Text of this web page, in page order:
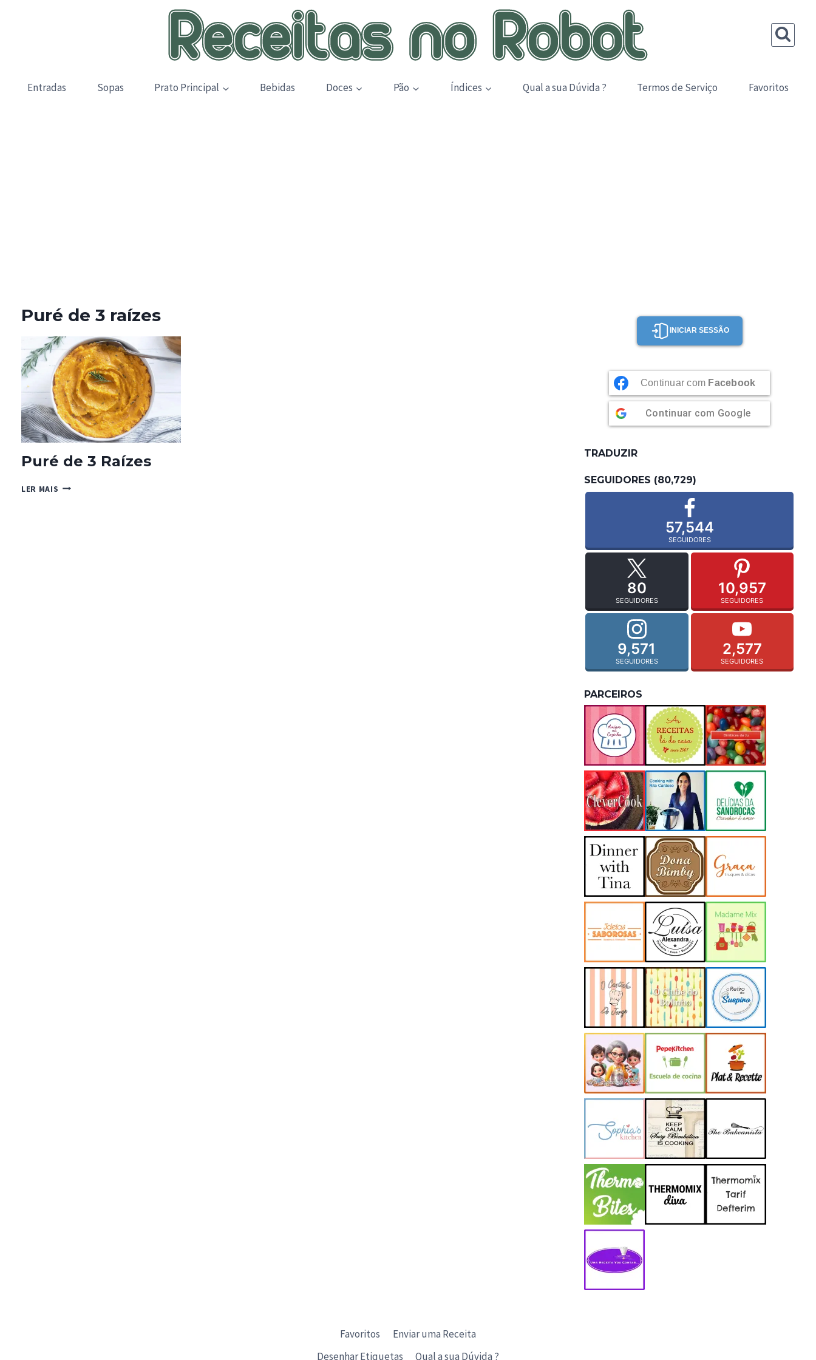
Entradas Sopas Prato Principal Bebidas Doces Pão Índices Qual a sua Dúvida ? Termos de Serviço Favoritos
Puré de 3 raízes
Puré de 3 Raízes
LER MAIS PURÉ
INICIAR SESSÃO
Continuar com Facebook
Continuar com Google
TRADUZIR
SEGUIDORES (80,729)
57,544
SEGUIDORES
80
SEGUIDORES
10,957
SEGUIDORES
9,571
SEGUIDORES
2,577
SEGUIDORES
PARCEIROS
Favoritos
Enviar uma Receita
Desenhar Etiquetas
Qual a sua Dúvida ?